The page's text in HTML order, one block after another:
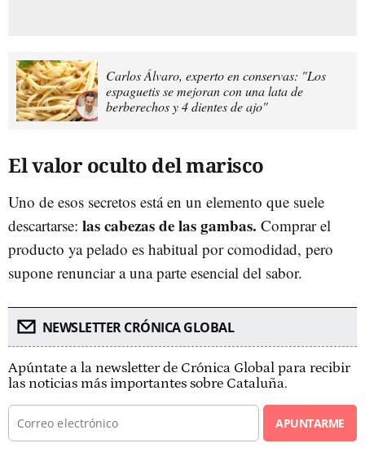
Carlos Álvaro, experto en conservas: "Los
espaguetis se mejoran con una lata de
berberechos y 4 dientes de ajo"
El valor oculto del marisco
Uno de esos secretos está en un elemento que suele
descartarse: las cabezas de las gambas. Comprar el
producto ya pelado es habitual por comodidad, pero
supone renunciar a una parte esencial del sabor.
NEWSLETTER CRÓNICA GLOBAL
Apúntate a la newsletter de Crónica Global para recibir
las noticias más importantes sobre Cataluña.
APUNTARME